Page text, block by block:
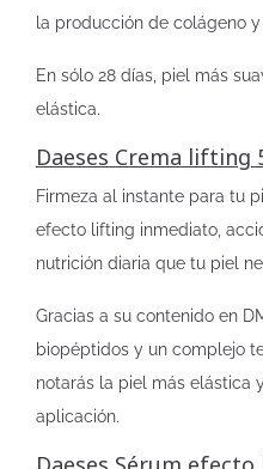
la producción de colágeno
En sólo 28 días, piel más
elástica.
Daeses Crema lifting
Firmeza al instante para tu
efecto lifting inmediato,
nutrición diaria que tu piel
Gracias a su contenido en
biopéptidos y un complejo
notarás la piel más elástica
aplicación.